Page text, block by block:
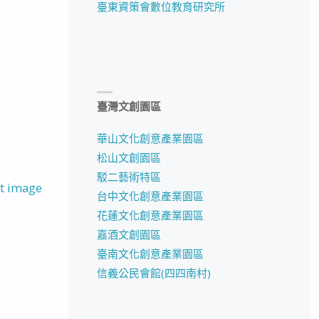
image
臺東資策會數位教育研究所
臺灣文創園區
華山文化創意產業園區
松山文創園區
駁二藝術特區
台中文化創意產業園區
花蓮文化創意產業園區
嘉酒文創園區
臺南文化創意產業園區
信義公民會館(四四南村)